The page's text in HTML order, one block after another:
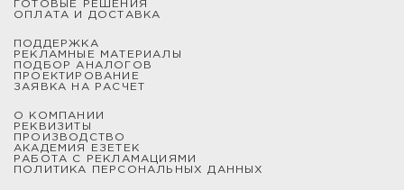
ГОТОВЫЕ РЕШЕНИЯ
ОПЛАТА И ДОСТАВКА
ПОДДЕРЖКА
РЕКЛАМНЫЕ МАТЕРИАЛЫ
ПОДБОР АНАЛОГОВ
ПРОЕКТИРОВАНИЕ
ЗАЯВКА НА РАСЧЕТ
О КОМПАНИИ
РЕКВИЗИТЫ
ПРОИЗВОДСТВО
АКАДЕМИЯ ЕЗЕТЕК
РАБОТА С РЕКЛАМАЦИЯМИ
ПОЛИТИКА ПЕРСОНАЛЬНЫХ ДАННЫХ